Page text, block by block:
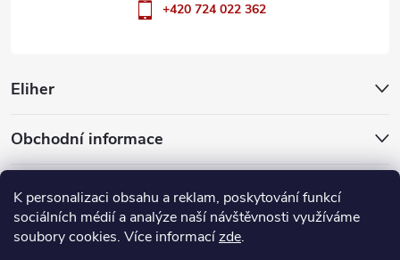
K personalizaci obsahu a reklam, poskytování funkcí
sociálních médií a analýze naší návštěvnosti využíváme
soubory cookies. Více informacízde.
Eliher
Obchodní informace
Partnerské weby
+420 724 022 362